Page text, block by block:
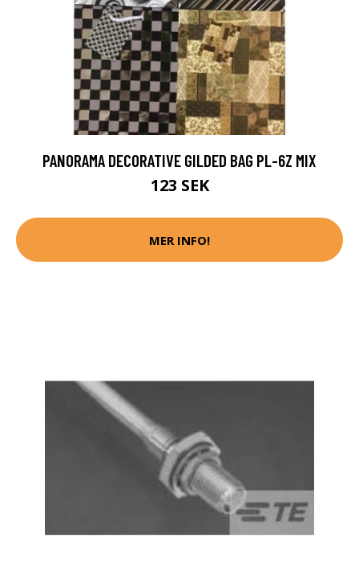
PANORAMA DECORATIVE GILDED BAG PL-6Z MIX
123 SEK
MER INFO!